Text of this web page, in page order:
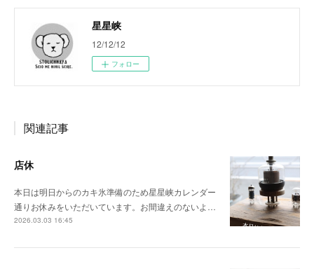
星星峡
12/12/12
フォロー
関連記事
店休
本日は明日からのカキ氷準備のため星星峡カレンダー
通りお休みをいただいています。お間違えのないよ…
2026.03.03 16:45